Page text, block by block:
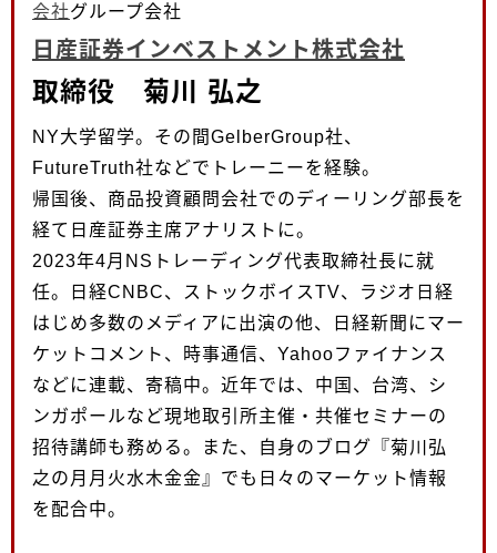
会社グループ会社
日産証券インベストメント株式会社
取締役 菊川 弘之
NY大学留学。その間GelberGroup社、
FutureTruth社などでトレーニーを経験。
帰国後、商品投資顧問会社でのディーリング部長を
経て日産証券主席アナリストに。
2023年4月NSトレーディング代表取締社長に就
任。日経CNBC、ストックボイスTV、ラジオ日経
はじめ多数のメディアに出演の他、日経新聞にマー
ケットコメント、時事通信、Yahooファイナンス
などに連載、寄稿中。近年では、中国、台湾、シ
ンガポールなど現地取引所主催・共催セミナーの
招待講師も務める。また、自身のブログ『菊川弘
之の月月火水木金金』でも日々のマーケット情報
を配合中。